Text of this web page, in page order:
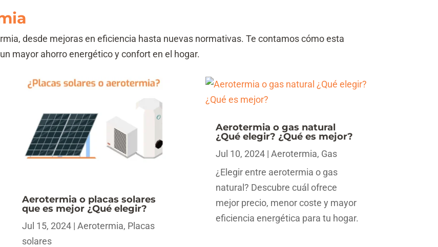
desde mejoras en eficiencia hasta nuevas normativas. Te contamos cómo esta
mayor ahorro energético y confort en el hogar.
Aerotermia o placas solares
que es mejor ¿Qué elegir?
Jul 15, 2024| Aerotermia, Placas
solares
Aerotermia o gas natural
¿Qué elegir? ¿Qué es mejor?
Jul 10, 2024| Aerotermia, Gas
¿Elegir entre aerotermia o gas
natural? Descubre cuál ofrece
mejor precio, menor coste y mayor
eficiencia energética para tu hogar.